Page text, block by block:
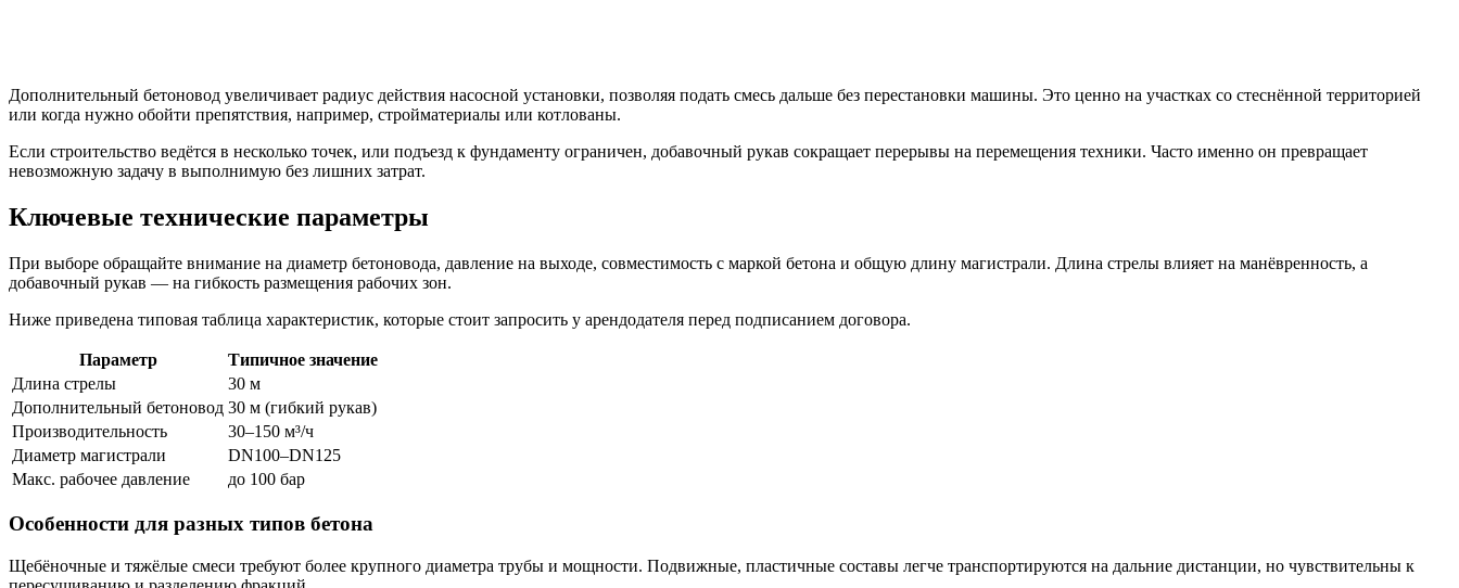
Дополнительный бетоновод увеличивает радиус действия насосной установки, позволяя подать смесь дальше без перестановки машины. Это ценно на участках со стеснённой территорией
или когда нужно обойти препятствия, например, стройматериалы или котлованы.
Если строительство ведётся в несколько точек, или подъезд к фундаменту ограничен, добавочный рукав сокращает перерывы на перемещения техники. Часто именно он превращает
невозможную задачу в выполнимую без лишних затрат.
Ключевые технические параметры
При выборе обращайте внимание на диаметр бетоновода, давление на выходе, совместимость с маркой бетона и общую длину магистрали. Длина стрелы влияет на манёвренность, а
добавочный рукав — на гибкость размещения рабочих зон.
Ниже приведена типовая таблица характеристик, которые стоит запросить у арендодателя перед подписанием договора.
Параметр
Типичное значение
Длина стрелы
30 м
Дополнительный бетоновод 30 м (гибкий рукав)
Производительность
30–150 м³/ч
Диаметр магистрали
DN100–DN125
Макс. рабочее давление
до 100 бар
Особенности для разных типов бетона
Щебёночные и тяжёлые смеси требуют более крупного диаметра трубы и мощности. Подвижные, пластичные составы легче транспортируются на дальние дистанции, но чувствительны к